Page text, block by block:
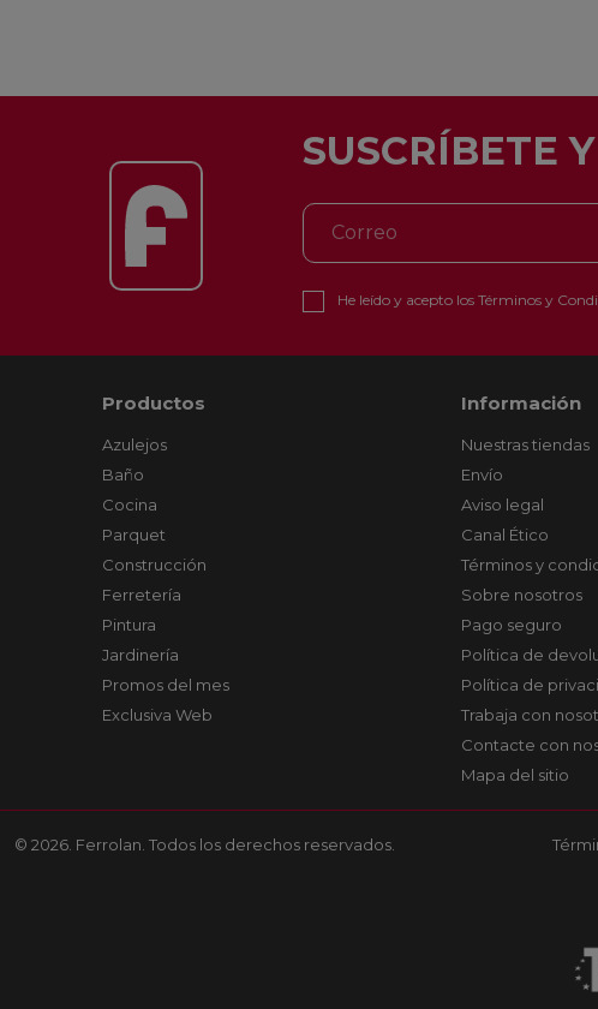
SUSCRÍBETE
He leído y acepto los Términos y
Productos
Azulejos
Baño
Cocina
Parquet
Construcción
Ferretería
Pintura
Jardinería
Promos del mes
Exclusiva Web
Información
Nuestras tiendas
Envío
Aviso legal
Canal Ético
Términos y
Sobre nosotros
Pago seguro
Política de
Política de
Trabaja con
Contacte con
Mapa del sitio
© 2026. Ferrolan. Todos los derechos reservados.